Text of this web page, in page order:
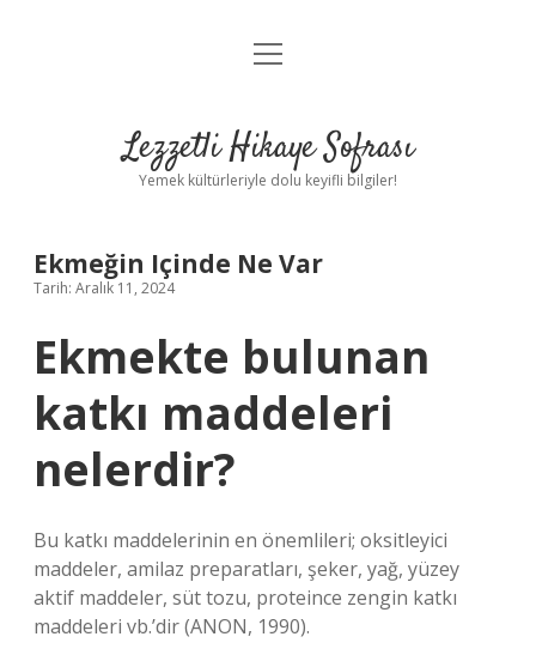
Anasayfa
Yasal Uyarı
menüyü
Lezzetli Hikaye Sofrası
Yemek kültürleriyle dolu keyifli bilgiler!
Ekmeğin Içinde Ne Var
Tarih: Aralık 11, 2024
Ekmekte bulunan
katkı maddeleri
nelerdir?
Bu katkı maddelerinin en önemlileri; oksitleyici
maddeler, amilaz preparatları, şeker, yağ, yüzey
aktif maddeler, süt tozu, proteince zengin katkı
maddeleri vb.’dir (ANON, 1990).